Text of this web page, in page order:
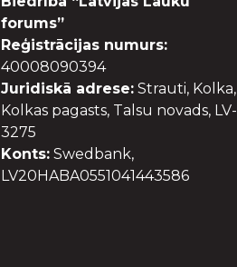
forums”
Reģistrācijas numurs:
40008090394
Juridiskā adrese: Strauti, Kolka,
Kolkas pagasts, Talsu novads, LV-
3275
Konts: Swedbank,
LV20HABA0551041443586